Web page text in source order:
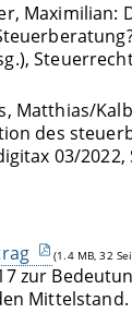
Maximilian:
Matthias/
des
03/2022,
(1.4 MB, 32
zur
Mittelstand.